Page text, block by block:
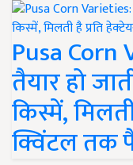
Pusa
तैयार हो
किस्में,
क्विंटल तक